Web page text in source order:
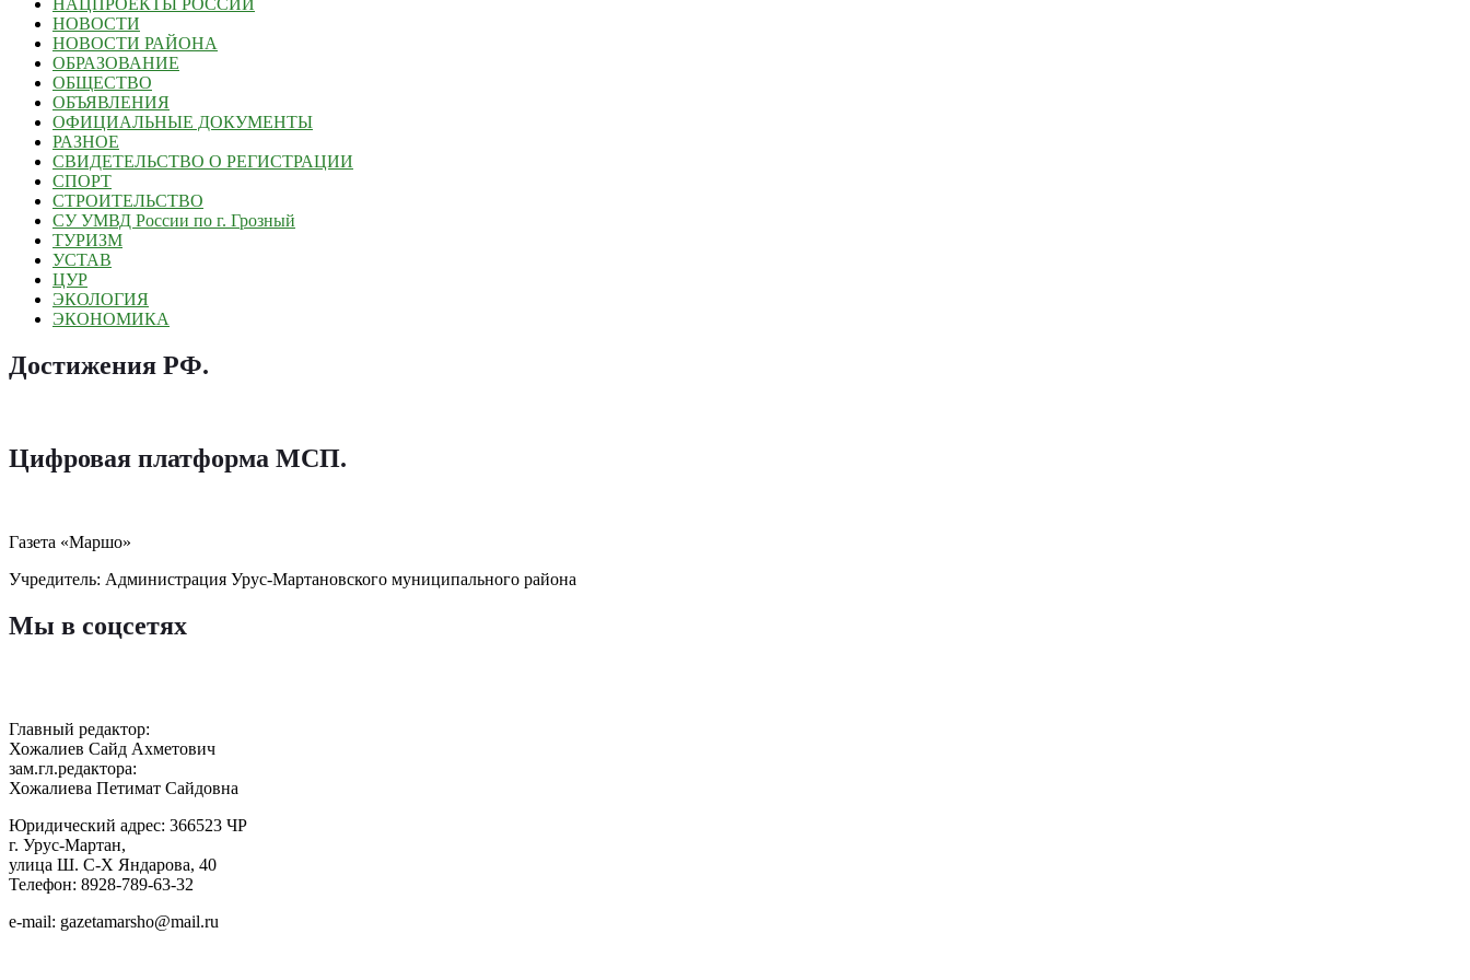
НАЦПРОЕКТЫ РОССИИ
НОВОСТИ
НОВОСТИ РАЙОНА
ОБРАЗОВАНИЕ
ОБЩЕСТВО
ОБЪЯВЛЕНИЯ
ОФИЦИАЛЬНЫЕ ДОКУМЕНТЫ
РАЗНОЕ
СВИДЕТЕЛЬСТВО О РЕГИСТРАЦИИ
СПОРТ
СТРОИТЕЛЬСТВО
СУ УМВД России по г. Грозный
ТУРИЗМ
УСТАВ
ЦУР
ЭКОЛОГИЯ
ЭКОНОМИКА
Достижения РФ.
Цифровая платформа МСП.
Газета «Маршо»
Учредитель: Администрация Урус-Мартановского муниципального района
Мы в соцсетях
Главный редактор:
Хожалиев Сайд Ахметович
зам.гл.редактора:
Хожалиева Петимат Сайдовна
Юридический адрес: 366523 ЧР
г. Урус-Мартан,
улица Ш. С-Х Яндарова, 40
Телефон: 8928-789-63-32
e-mail: gazetamarsho@mail.ru